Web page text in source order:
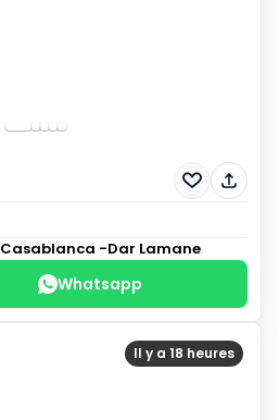
Casablanca -Dar Lamane
Whatsapp
Il y a 18 heures